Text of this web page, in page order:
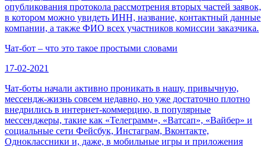
опубликования протокола рассмотрения вторых частей заявок,
в котором можно увидеть ИНН, название, контактный данные
компании, а также ФИО всех участников комиссии заказчика.
Чат-бот – что это такое простыми словами
17-02-2021
Чат-боты начали активно проникать в нашу, привычную,
мессендж-жизнь совсем недавно, но уже достаточно плотно
внедрились в интернет-коммерцию, в популярные
мессенджеры, такие как «Телеграмм», «Ватсап», «Вайбер» и
социальные сети Фейсбук, Инстаграм, Вконтакте,
Одноклассники и, даже, в мобильные игры и приложения